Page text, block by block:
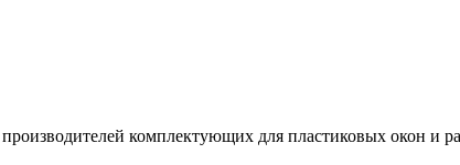
комплектующих для пластиковых окон и